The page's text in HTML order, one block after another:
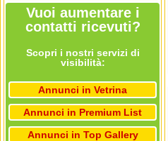
Vuoi aumentare i
contatti ricevuti?
Scopri i nostri servizi di
visibilità:
Annunci in Vetrina
Annunci in Premium List
Annunci in Top Gallery